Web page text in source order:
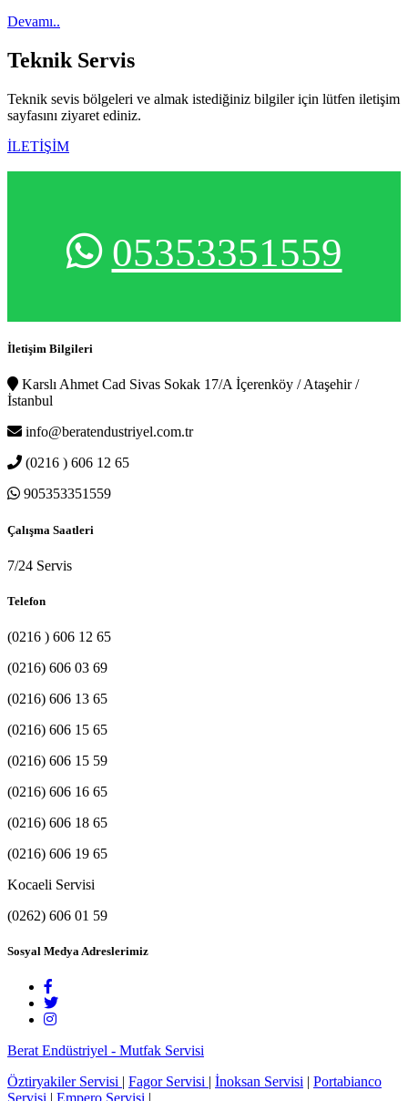
Devamı..
Teknik Servis
Teknik sevis bölgeleri ve almak istediğiniz bilgiler için lütfen iletişim
sayfasını ziyaret ediniz.
İLETİŞİM
05353351559
İletişim Bilgileri
Karslı Ahmet Cad Sivas Sokak 17/A İçerenköy / Ataşehir /
İstanbul
info@beratendustriyel.com.tr
(0216 ) 606 12 65
905353351559
Çalışma Saatleri
7/24 Servis
Telefon
(0216 ) 606 12 65
(0216) 606 03 69
(0216) 606 13 65
(0216) 606 15 65
(0216) 606 15 59
(0216) 606 16 65
(0216) 606 18 65
(0216) 606 19 65
Kocaeli Servisi
(0262) 606 01 59
Sosyal Medya Adreslerimiz
Berat Endüstriyel - Mutfak Servisi
Öztiryakiler Servisi | Fagor Servisi | İnoksan Servisi | Portabianco